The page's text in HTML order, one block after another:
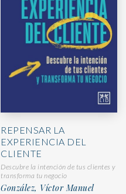
REPENSAR LA
EXPERIENCIA DEL
CLIENTE
Descubre la intención de tus clientes y
transforma tu negocio
González, Víctor Manuel